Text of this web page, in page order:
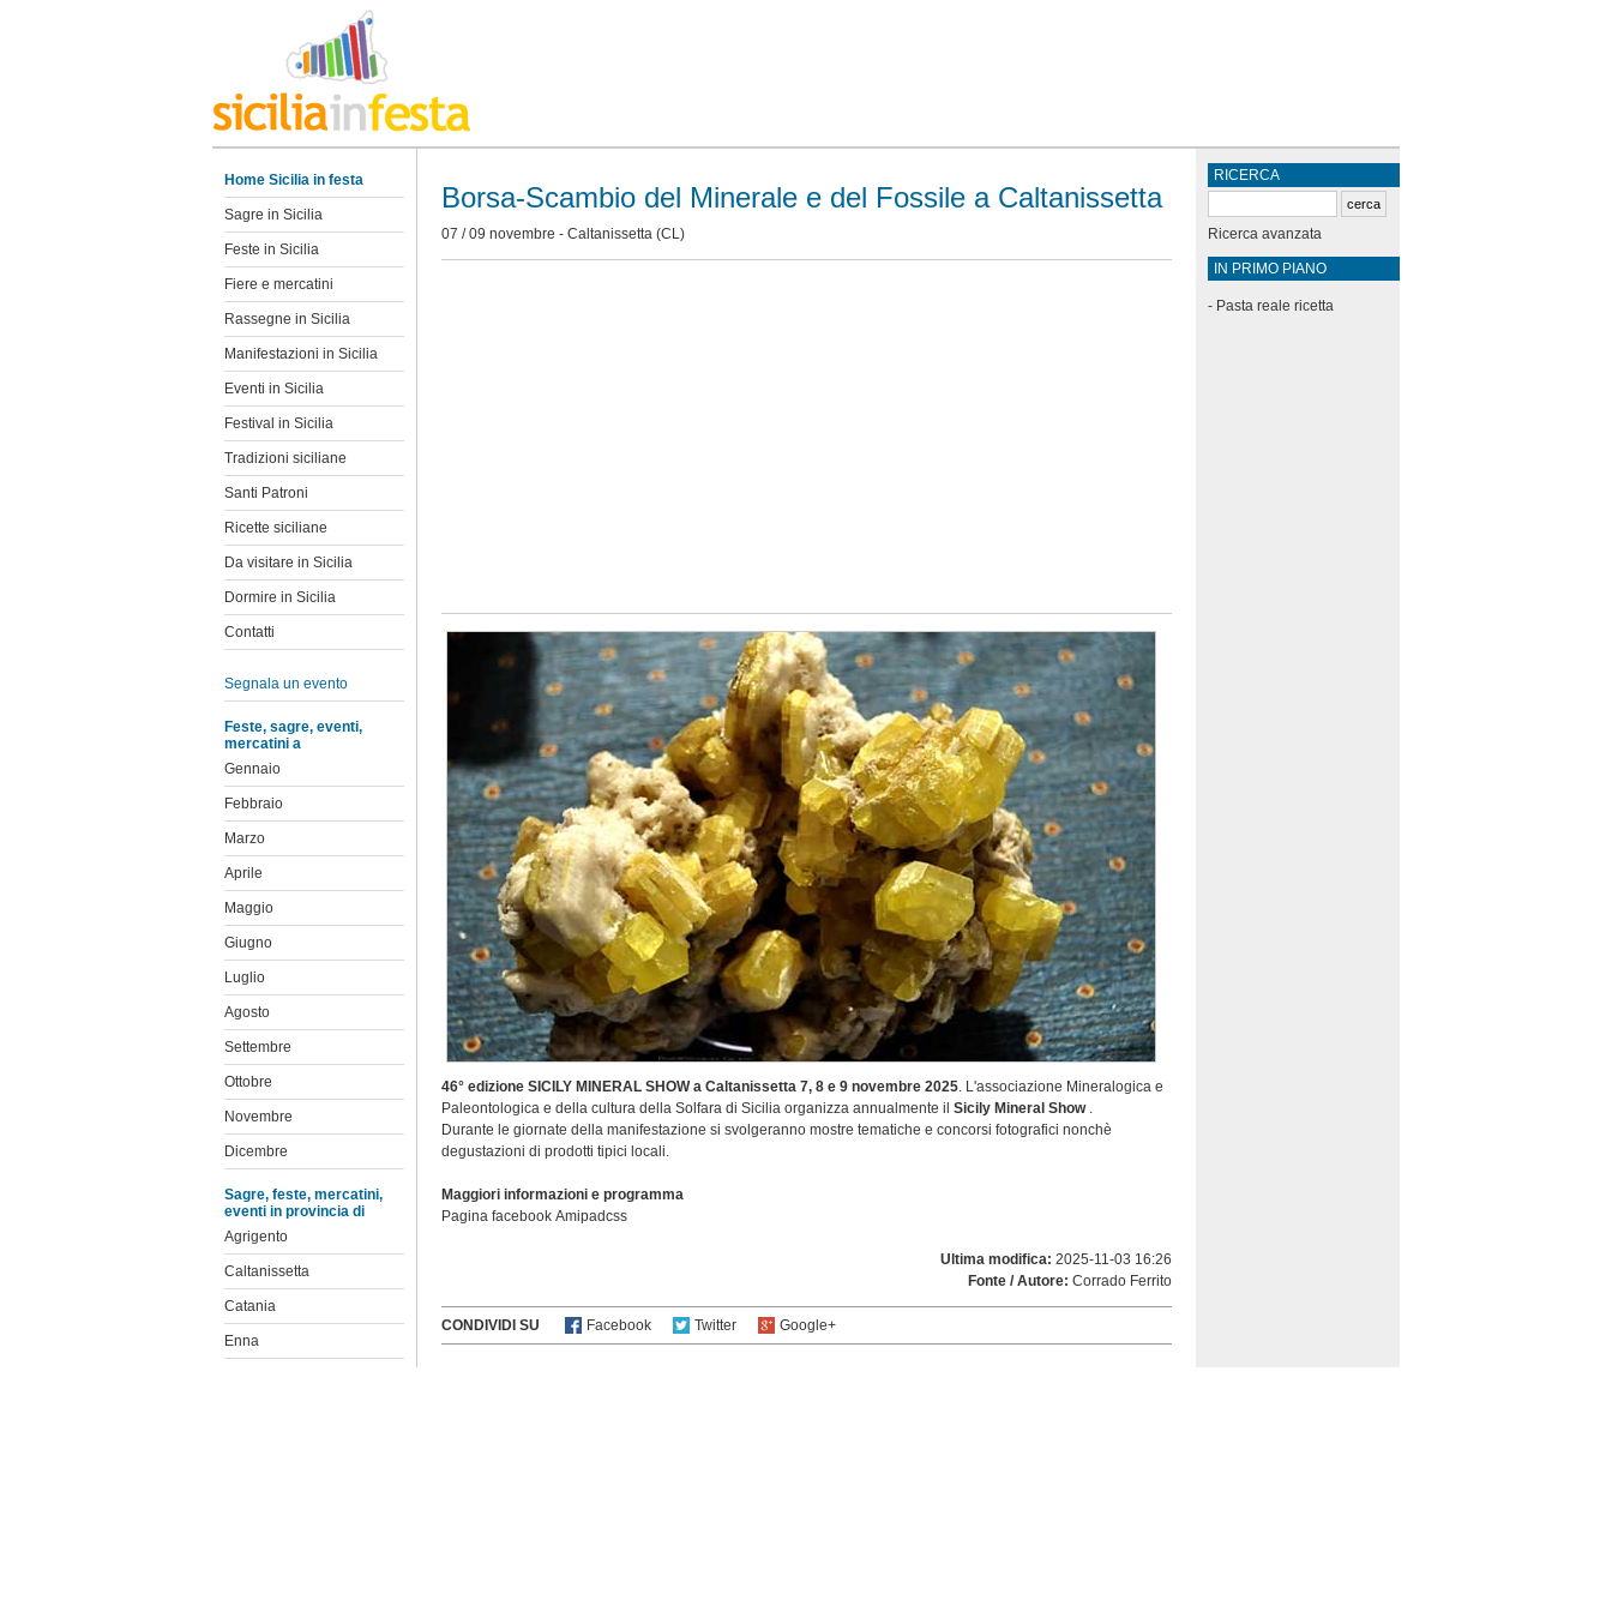
Borsa-Scambio del Minerale e del Fossile a Caltanissetta
07 / 09 novembre - Caltanissetta (CL)
46° edizione SICILY MINERAL SHOW a Caltanissetta 7, 8 e 9 novembre 2025. L'associazione Mineralogica e
Paleontologica e della cultura della Solfara di Sicilia organizza annualmente il Sicily Mineral Show.
Durante le giornate della manifestazione si svolgeranno mostre tematiche e concorsi fotografici nonchè
degustazioni di prodotti tipici locali.
Maggiori informazioni e programma
Pagina facebook Amipadcss
Ultima modifica: 2025-11-03 16:26
Fonte / Autore: Corrado Ferrito
CONDIVIDI SU Facebook Twitter Google+
Home Sicilia in festa
Sagre in Sicilia
Feste in Sicilia
Fiere e mercatini
Rassegne in Sicilia
Manifestazioni in Sicilia
Eventi in Sicilia
Festival in Sicilia
Tradizioni siciliane
Santi Patroni
Ricette siciliane
Da visitare in Sicilia
Dormire in Sicilia
Contatti
Segnala un evento
Feste, sagre, eventi,
mercatini a
Gennaio
Febbraio
Marzo
Aprile
Maggio
Giugno
Luglio
Agosto
Settembre
Ottobre
Novembre
Dicembre
Sagre, feste, mercatini,
eventi in provincia di
Agrigento
Caltanissetta
Catania
Enna
RICERCA
Ricerca avanzata
IN PRIMO PIANO
- Pasta reale ricetta